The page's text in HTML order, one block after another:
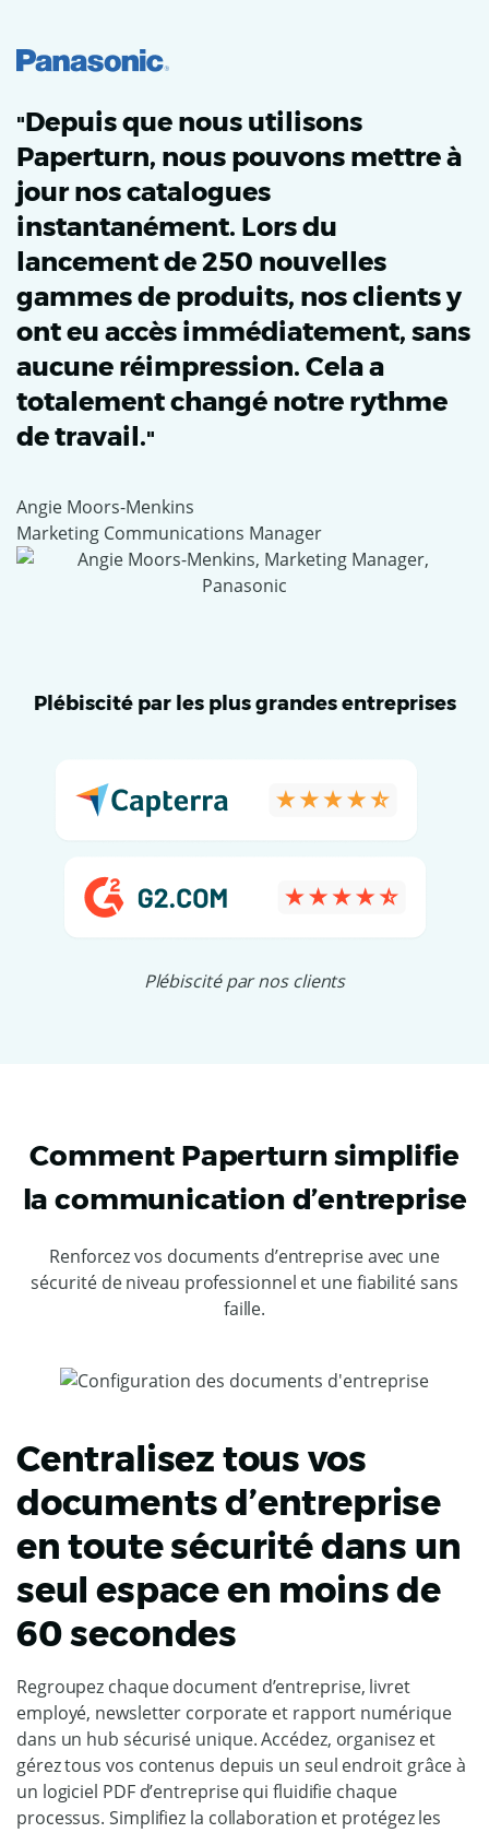
"Depuis que nous utilisons
Paperturn, nous pouvons mettre à
jour nos catalogues
instantanément. Lors du
lancement de 250 nouvelles
gammes de produits, nos clients y
ont eu accès immédiatement, sans
aucune réimpression. Cela a
totalement changé notre rythme
de travail."
Angie Moors-Menkins
Marketing Communications Manager
Plébiscité par les plus grandes entreprises
Plébiscité par nos clients
Comment Paperturn simplifie
la communication d’entreprise
Renforcez vos documents d’entreprise avec une
sécurité de niveau professionnel et une fiabilité sans
faille.
Centralisez tous vos
documents d’entreprise
en toute sécurité dans un
seul espace en moins de
60 secondes
Regroupez chaque document d’entreprise, livret
employé, newsletter corporate et rapport numérique
dans un hub sécurisé unique. Accédez, organisez et
gérez tous vos contenus depuis un seul endroit grâce à
un logiciel PDF d’entreprise qui fluidifie chaque
processus. Simplifiez la collaboration et protégez les